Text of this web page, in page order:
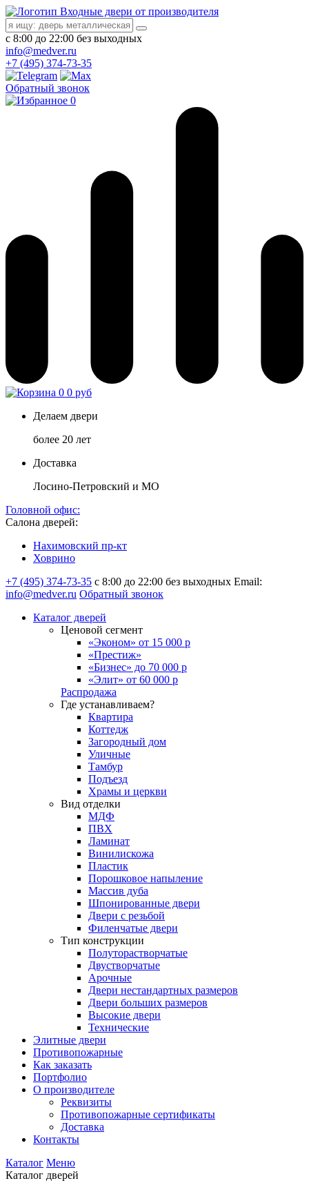
Входные двери от производителя
с 8:00 до 22:00 без выходных
info@medver.ru
+7 (495) 374-73-35
Обратный звонок
0
0 0 руб
Делаем двери
более 20 лет
Доставка
Лосино-Петровский и МО
Головной офис:
Салона дверей:
Нахимовский пр-кт
Ховрино
+7 (495) 374-73-35 с 8:00 до 22:00 без выходных Email:
info@medver.ru Обратный звонок
Каталог дверей
Ценовой сегмент
«Эконом» от 15 000 р
«Престиж»
«Бизнес» до 70 000 р
«Элит» от 60 000 р
Распродажа
Где устанавливаем?
Квартира
Коттедж
Загородный дом
Уличные
Тамбур
Подъезд
Храмы и церкви
Вид отделки
МДФ
ПВХ
Ламинат
Винилискожа
Пластик
Порошковое напыление
Массив дуба
Шпонированные двери
Двери с резьбой
Филенчатые двери
Тип конструкции
Полуторастворчатые
Двустворчатые
Арочные
Двери нестандартных размеров
Двери больших размеров
Высокие двери
Технические
Элитные двери
Противопожарные
Как заказать
Портфолио
О производителе
Реквизиты
Противопожарные сертификаты
Доставка
Контакты
Каталог Меню
Каталог дверей